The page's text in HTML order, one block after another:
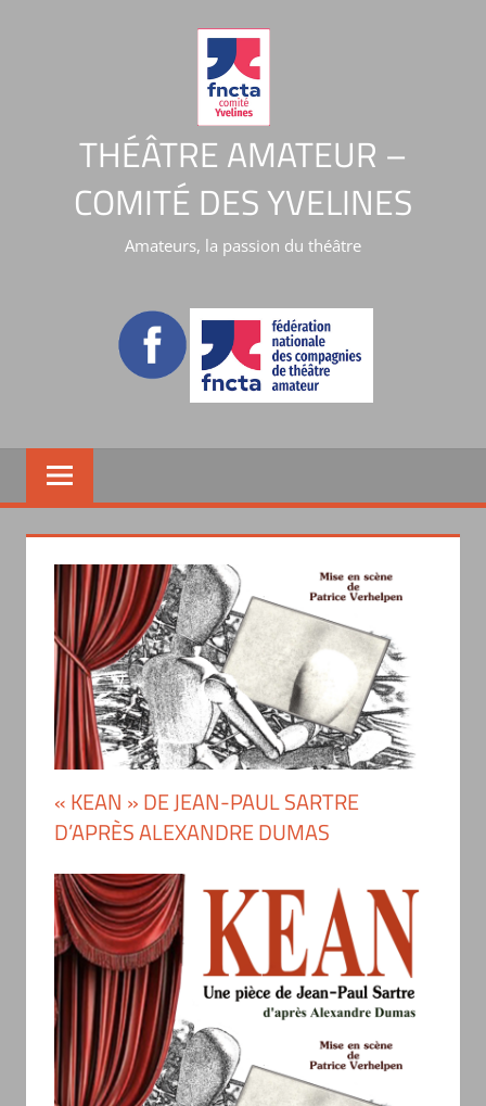
THÉÂTRE AMATEUR –
COMITÉ DES YVELINES
Amateurs, la passion du théâtre
« KEAN » DE JEAN-PAUL SARTRE
D’APRÈS ALEXANDRE DUMAS